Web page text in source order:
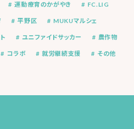
運動療育のかがやき FC.LIG
平野区 MUKUマルシェ
ユニファイドサッカー 農作物
コラボ 就労継続支援 その他